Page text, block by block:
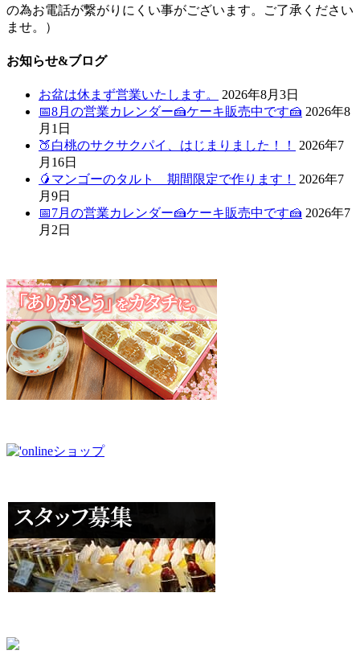
の為お電話が繋がりにくい事がございます。ご了承ください
ませ。）
お知らせ&ブログ
お盆は休まず営業いたします。
2026年8月3日
📅8月の営業カレンダー🍰ケーキ販売中です🍰 2026年8
月1日
🍑白桃のサクサクパイ、はじまりました！！
2026年7
月16日
🥭マンゴーのタルト 期間限定で作ります！
2026年7
月9日
📅7月の営業カレンダー🍰ケーキ販売中です🍰 2026年7
月2日